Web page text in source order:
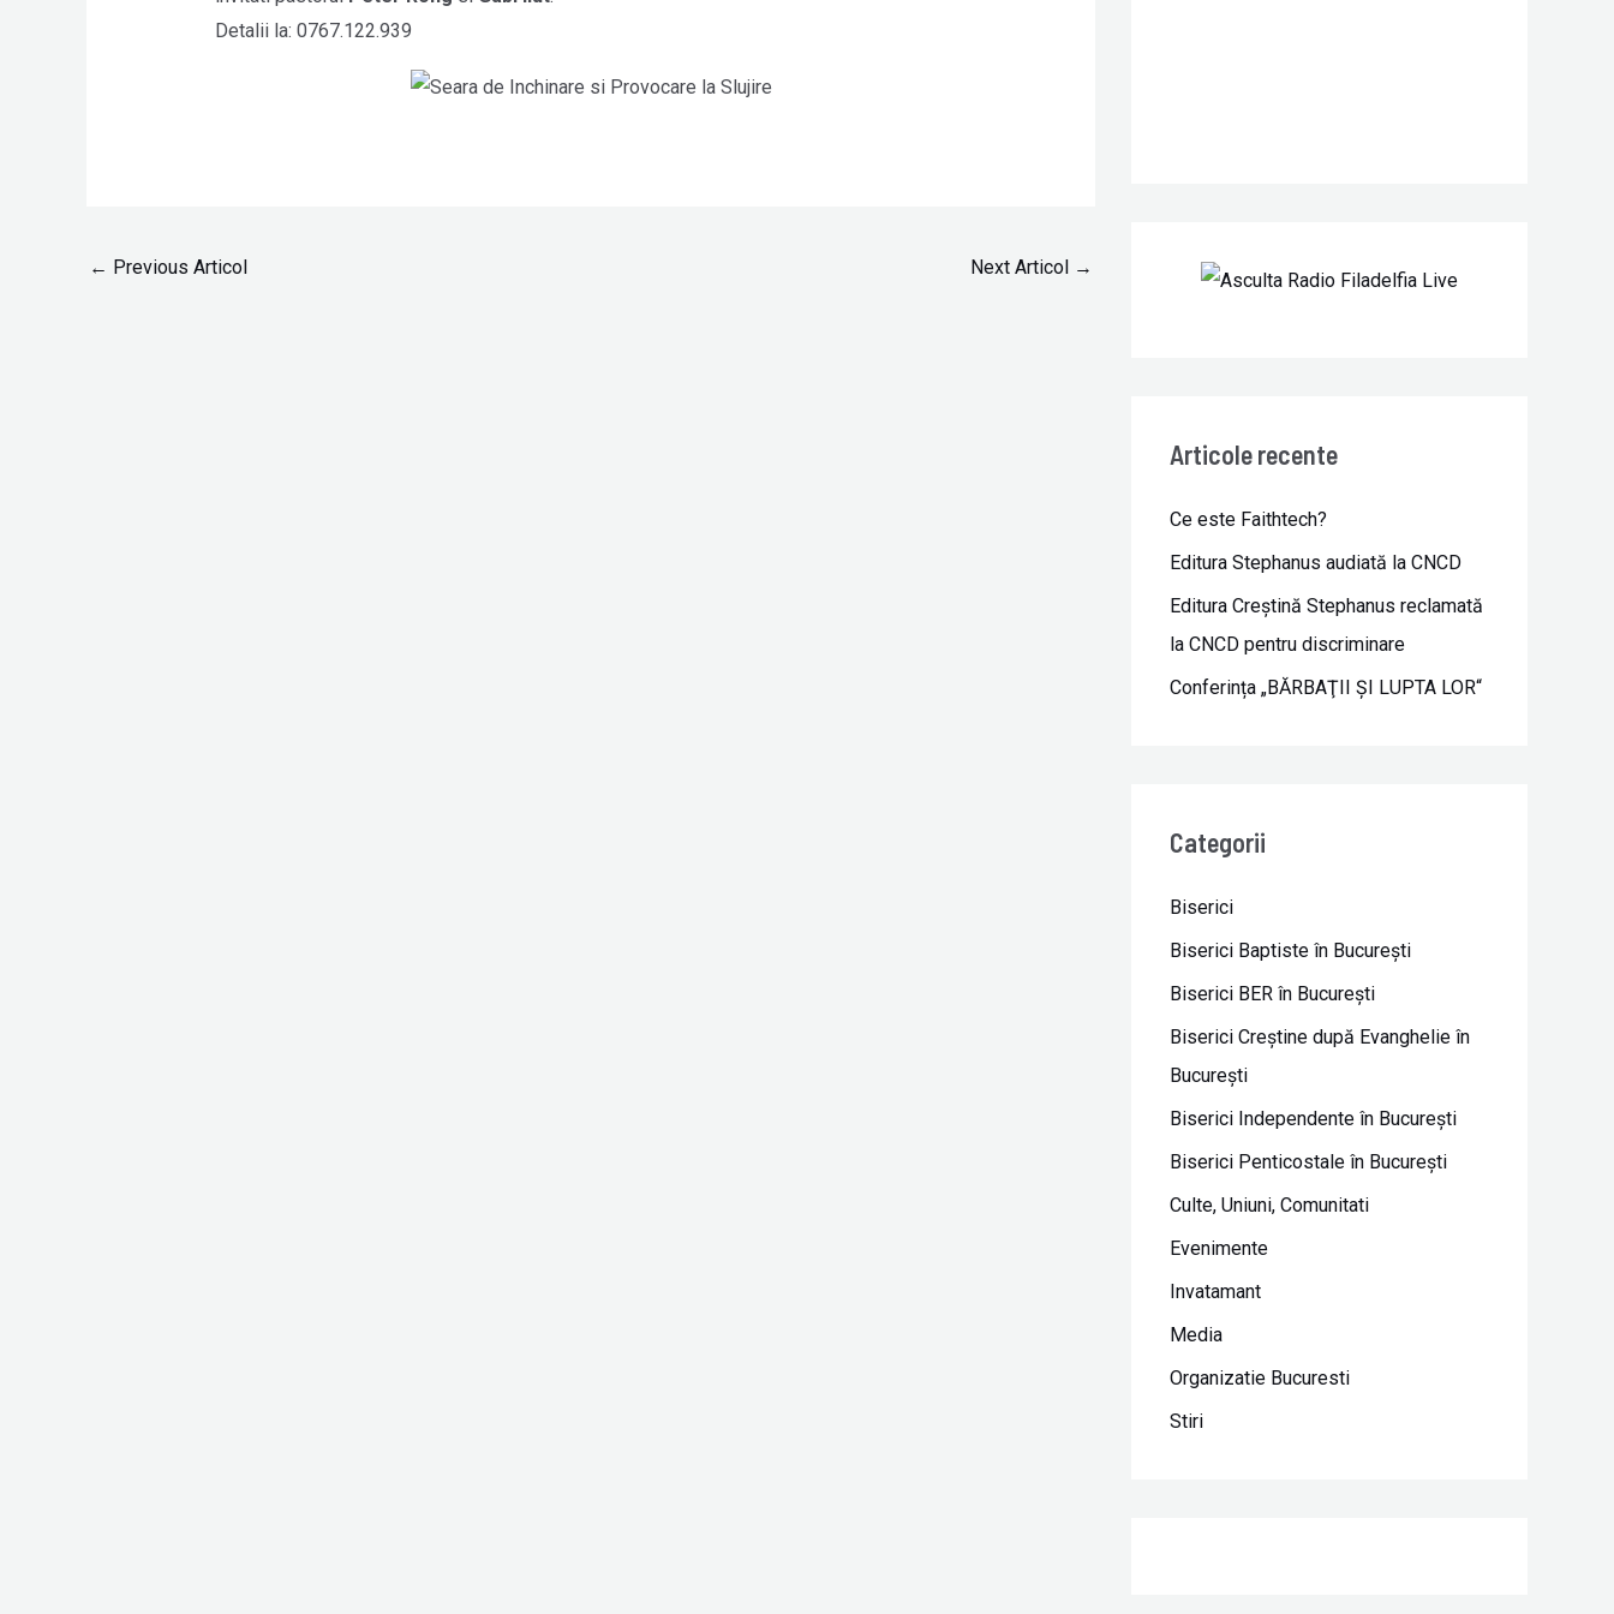
Detalii la: 0767.122.939
← Previous Articol Next Articol →
Articole recente
Ce este Faithtech?
Editura Stephanus audiată la CNCD
Editura Creștină Stephanus reclamată
la CNCD pentru discriminare
Conferința „BĂRBAŢII ŞI LUPTA LOR“
Categorii
Biserici
Biserici Baptiste în Bucureşti
Biserici BER în Bucureşti
Biserici Creştine după Evanghelie în
Bucureşti
Biserici Independente în Bucureşti
Biserici Penticostale în Bucureşti
Culte, Uniuni, Comunitati
Evenimente
Invatamant
Media
Organizatie Bucuresti
Stiri